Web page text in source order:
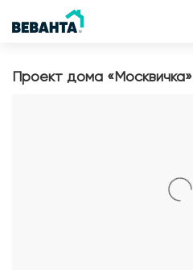
Проект дома «Москвичка»